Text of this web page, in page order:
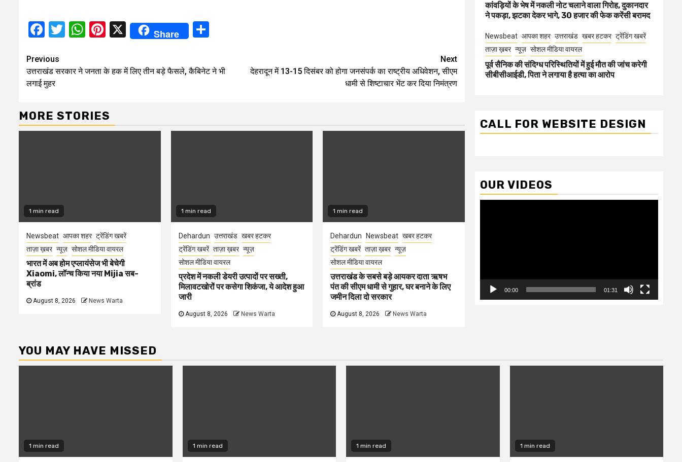
Facebook
Twitter
WhatsApp
Pinterest
X Share
Continue
Reading
Previous
उत्तराखंड सरकार ने जनता के हक में लिए तीन बड़े फैसले, कैबिनेट ने भी
लगाई मुहर
Next
देहरादून में 13-15 दिसंबर को होगा जनसंपर्क का राष्ट्रीय अधिवेशन, सीएम
धामी से शिष्टाचार भेंट कर दिया निमंत्रण
MORE STORIES
1 min read
Newsbeat आपका शहर ट्रेंडिंग खबरें
ताज़ा ख़बर न्यूज़ सोशल मीडिया वायरल
भारत में अब होम एप्लायंसेज भी बेचेगी
Xiaomi, लॉन्च किया नया Mijia सब-
ब्रांड
August 8, 2026 News Warta
1 min read
Dehardun उत्तराखंड खबर हटकर
ट्रेंडिंग खबरें ताज़ा ख़बर न्यूज़
सोशल मीडिया वायरल
प्रदेश में नकली डेयरी उत्पादों पर सख्ती,
मिलावटखोरों पर कसेगा शिकंजा, ये आदेश हुआ
जारी
August 8, 2026 News Warta
1 min read
Dehardun Newsbeat खबर हटकर
ट्रेंडिंग खबरें ताज़ा ख़बर न्यूज़
सोशल मीडिया वायरल
उत्तराखंड के सबसे बड़े आयकर दाता ऋषभ
पंत की सीएम धामी से गुहार, घर बनाने के लिए
जमीन दिला दो सरकार
August 8, 2026 News Warta
कांवड़ियों के भेष में नकली नोट चलाने वाला गिरोह, दुकानदार
ने पकड़ा, झटका देकर भागे, 30 हजार की फेक करेंसी बरामद
Newsbeat आपका शहर उत्तराखंड खबर हटकर ट्रेंडिंग खबरें
ताज़ा ख़बर न्यूज़ सोशल मीडिया वायरल
पूर्व सैनिक की संदिग्ध परिस्थितियों में हुई मौत की जांच करेगी
सीबीसीआईडी, पिता ने लगाया है हत्या का आरोप
CALL FOR WEBSITE DESIGN
OUR VIDEOS
00:00 01:31
YOU MAY HAVE MISSED
1 min read 1 min read 1 min read 1 min read